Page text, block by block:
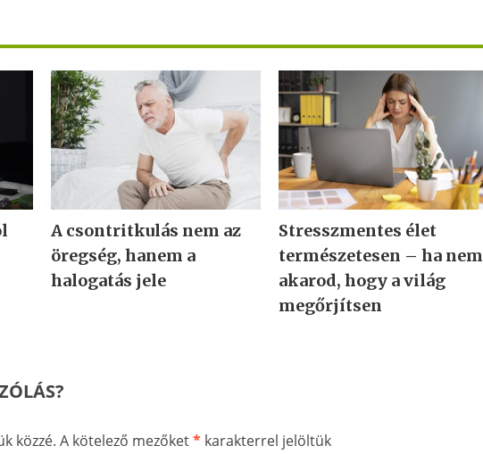
A csontritkulás nem az
öregség, hanem a
halogatás jele
Stresszmentes élet
természetesen – ha nem
akarod, hogy a világ
megőrjítsen
közzé. A kötelező mezőket* karakterrel jelöltük